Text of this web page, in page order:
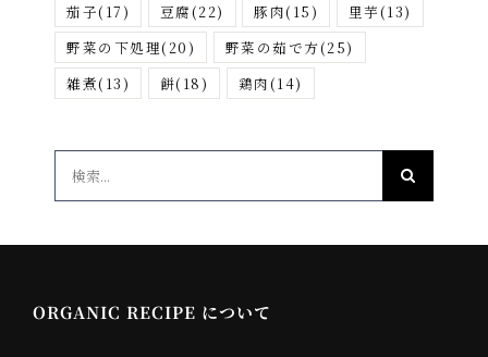
茄子(17) 豆腐(22) 豚肉(15) 里芋(13)
野菜の下処理(20) 野菜の茹で方(25)
雑煮(13) 餅(18) 鶏肉(14)
ORGANIC RECIPE について